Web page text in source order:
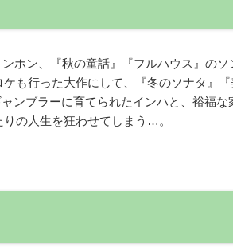
ホン、『秋の童話』『フルハウス』の
も行った大作にして、『冬のソナタ』
ンブラーに育てられたインハと、裕福な
の人生を狂わせてしまう…。